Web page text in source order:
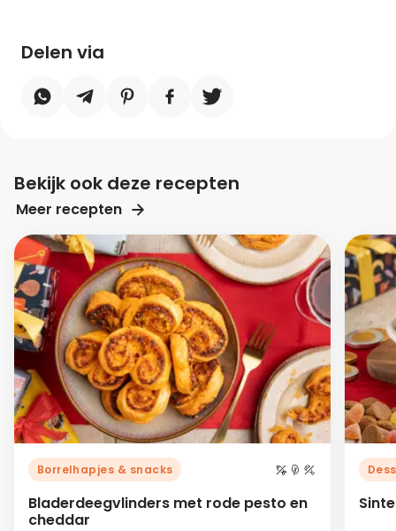
Delen via
Bekijk ook deze recepten
Meer recepten
Borrelhapjes & snacks
Bladerdeegvlinders met rode pesto en
cheddar